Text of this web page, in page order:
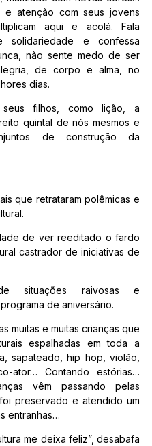
e atenção com seus jovens
aqui e acolá. Fala
solidariedade e confessa
não sente medo de ser
de corpo e alma, no
dias.
filhos, como lição, a
quintal de nós mesmos e
de construção da
que retrataram polêmicas e
de ver reeditado o fardo
castrador de iniciativas de
situações raivosas e
de aniversário.
muitas e muitas crianças que
espalhadas em toda a
sapateado, hip hop, violão,
ator… Contando estórias…
vêm passando pelas
preservado e atendido um
entranhas…
me deixa feliz”, desabafa